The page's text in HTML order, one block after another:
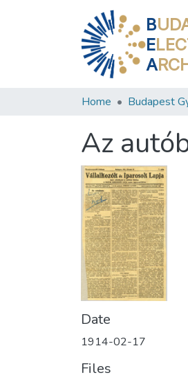
B
E
A
Home Budapest
Az
Date
1914-02-17
Files